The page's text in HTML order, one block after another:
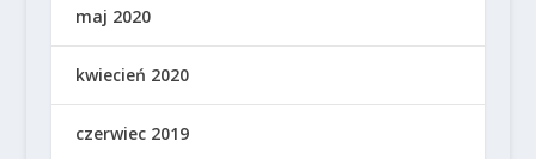
maj 2020
kwiecień 2020
czerwiec 2019